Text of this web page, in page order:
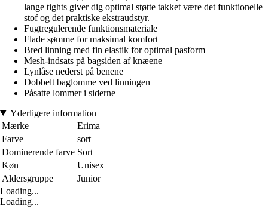
lange tights giver dig optimal støtte takket være det funktionelle
stof og det praktiske ekstraudstyr.
Fugtregulerende funktionsmateriale
Flade sømme for maksimal komfort
Bred linning med fin elastik for optimal pasform
Mesh-indsats på bagsiden af knæene
Lynlåse nederst på benene
Dobbelt baglomme ved linningen
Påsatte lommer i siderne
Yderligere information
Mærke
Erima
Farve
sort
Dominerende farve Sort
Køn
Unisex
Aldersgruppe
Junior
Loading...
Loading...